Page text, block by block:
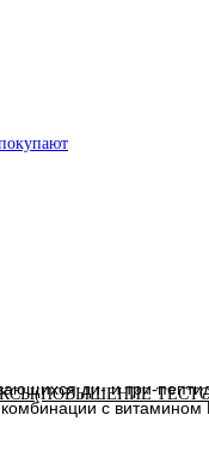
ди- и три-
с